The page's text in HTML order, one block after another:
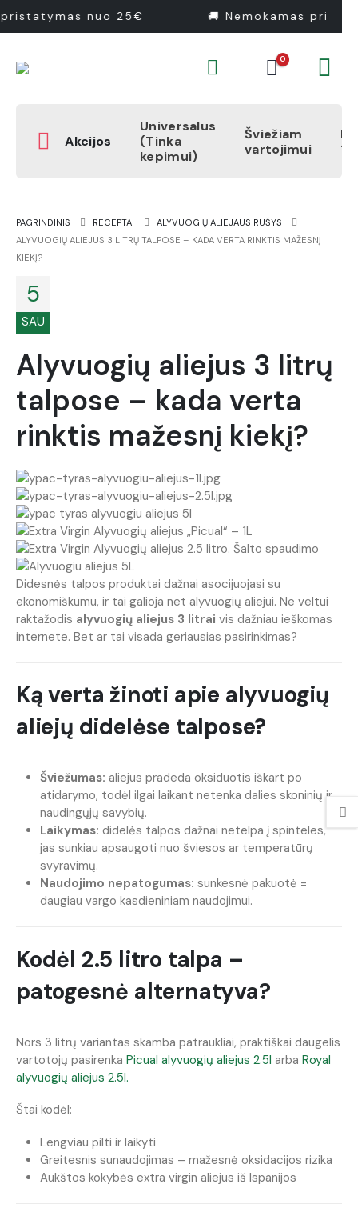
nuo 25€ 🚚 Nemokamas
0
Akcijos
Universalus
(Tinka
kepimui)
Šviežiam
vartojimui
PAGRINDINIS RECEPTAI
ALYVUOGIŲ ALIEJAUS RŪŠYS
ALYVUOGIŲ ALIEJUS 3 LITRŲ TALPOSE – KADA VERTA RINKTIS MAŽESNĮ
KIEKĮ?
5
SAU
Alyvuogių aliejus 3 litrų
talpose – kada verta
rinktis mažesnį kiekį?
Didesnės talpos produktai dažnai asocijuojasi su
ekonomiškumu, ir tai galioja net alyvuogių aliejui. Ne veltui
raktažodis alyvuogių aliejus 3 litrai vis dažniau ieškomas
internete. Bet ar tai visada geriausias pasirinkimas?
Ką verta žinoti apie alyvuogių
aliejų didelėse talpose?
Šviežumas: aliejus pradeda oksiduotis iškart po
atidarymo, todėl ilgai laikant netenka dalies skoninių ir
naudingųjų savybių.
Laikymas: didelės talpos dažnai netelpa į spinteles,
jas sunkiau apsaugoti nuo šviesos ar temperatūrų
svyravimų.
Naudojimo nepatogumas: sunkesnė pakuotė =
daugiau vargo kasdieniniam naudojimui.
Kodėl 2.5 litro talpa –
patogesnė alternatyva?
Nors 3 litrų variantas skamba patraukliai, praktiškai daugelis
vartotojų pasirenka Picual alyvuogių aliejus 2.5l arba Royal
alyvuogių aliejus 2.5l.
Štai kodėl:
Lengviau pilti ir laikyti
Greitesnis sunaudojimas – mažesnė oksidacijos rizika
Aukštos kokybės extra virgin aliejus iš Ispanijos